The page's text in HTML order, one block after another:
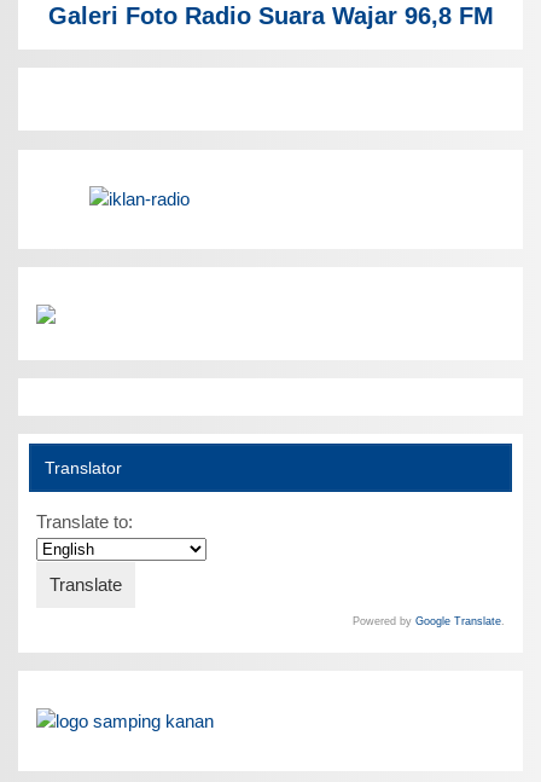
Galeri Foto Radio Suara Wajar 96,8 FM
Translator
Translate to:
Powered by Google Translate.